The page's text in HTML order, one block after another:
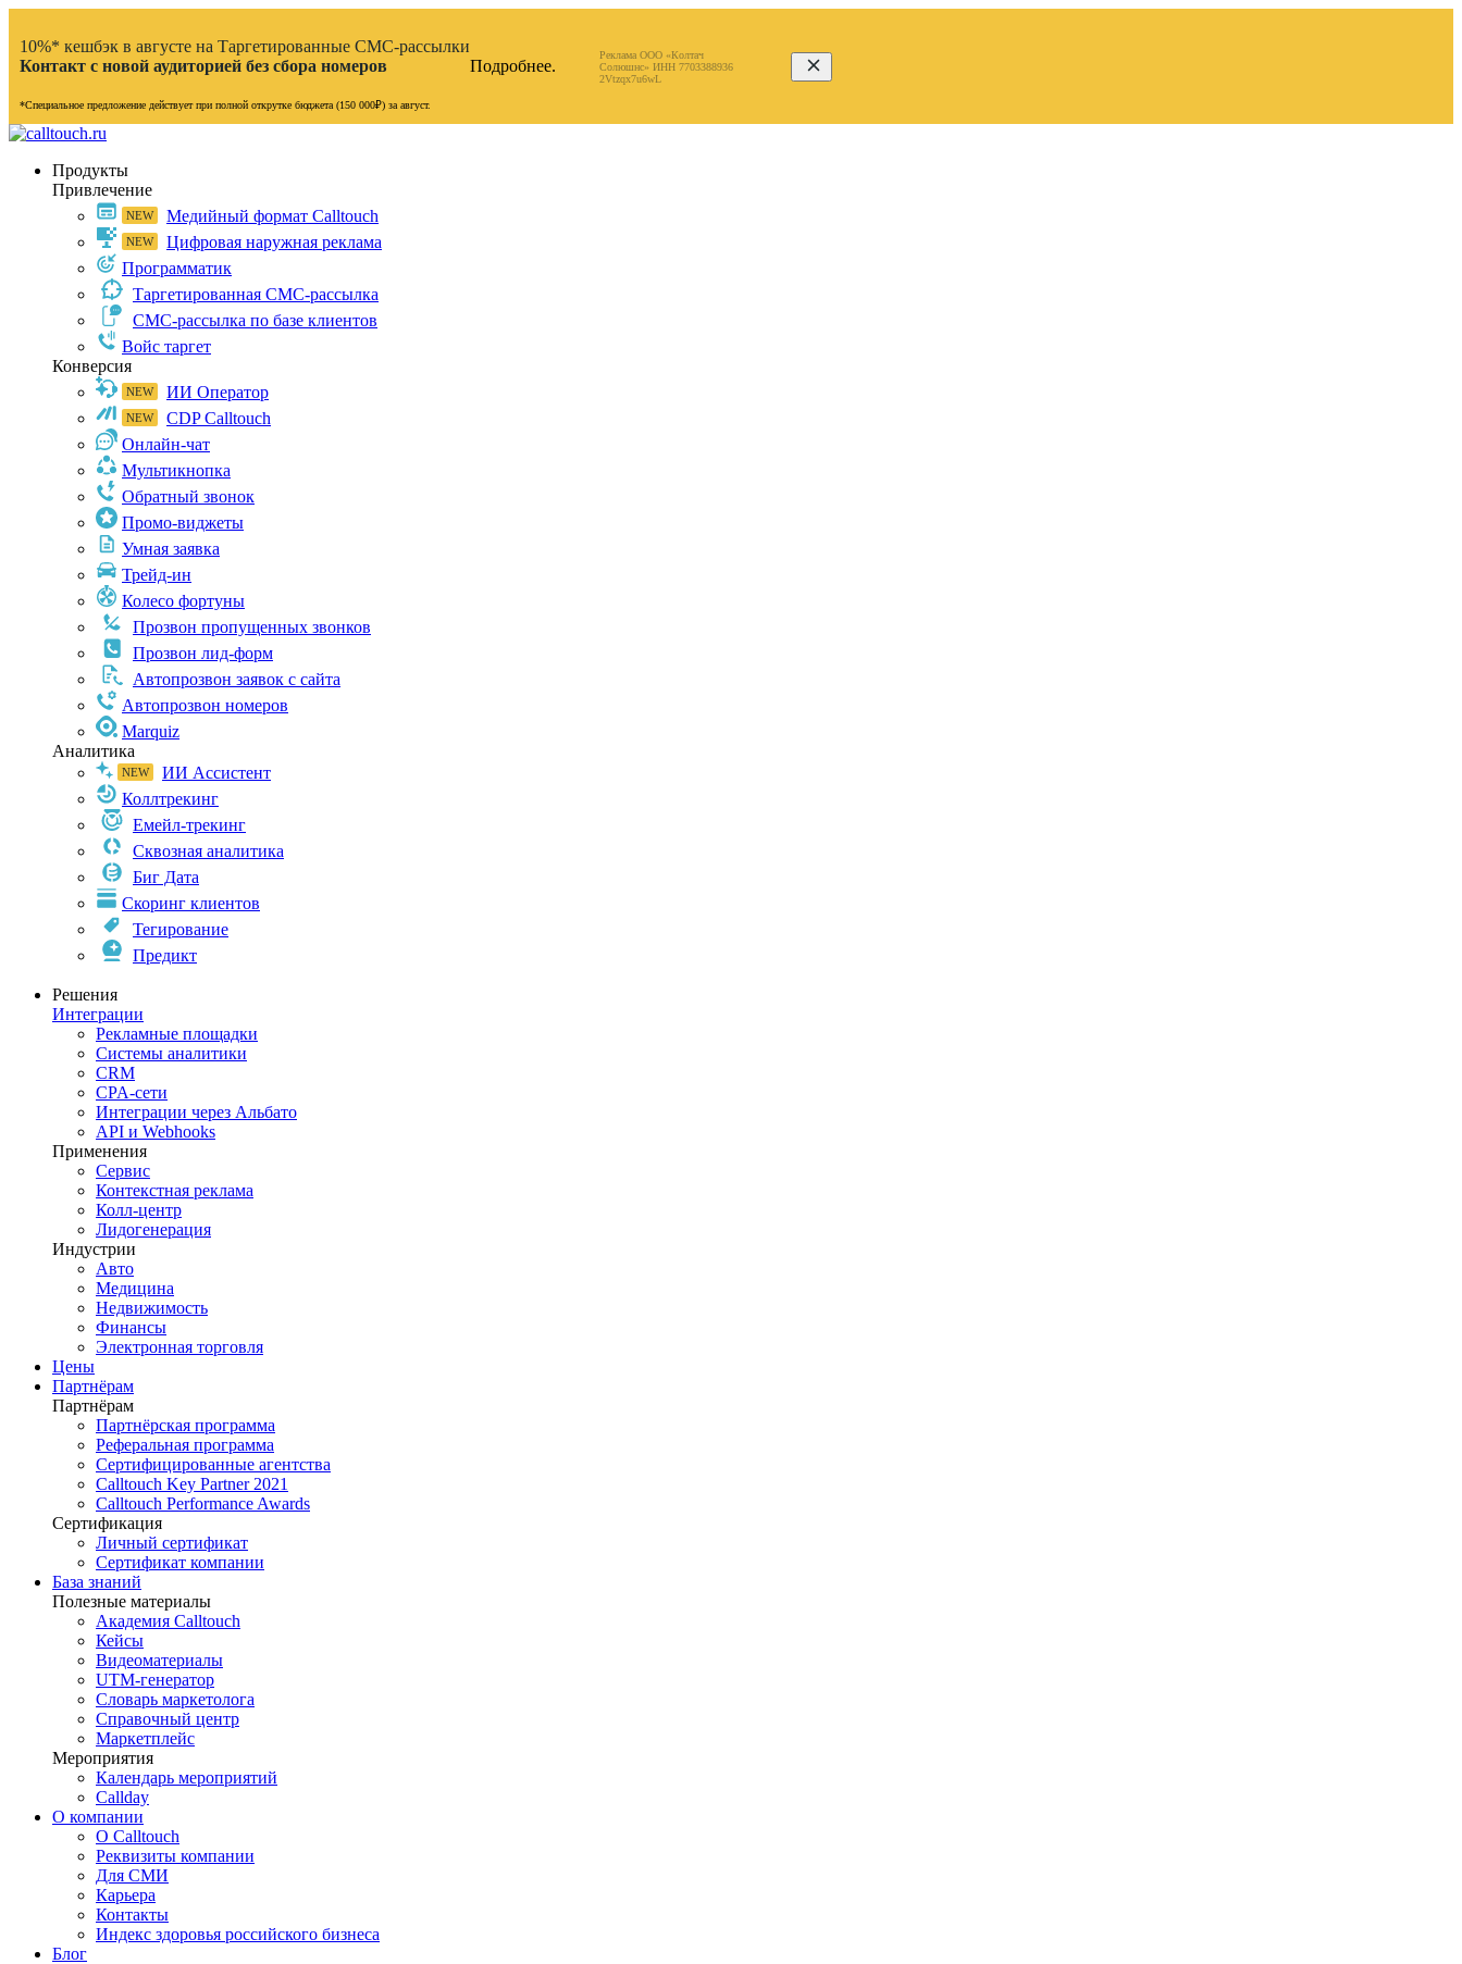
10%* кешбэк в августе на Таргетированные СМС-рассылки
Контакт с новой аудиторией без сбора номеров
*Специальное предложение действует при полной открутке бюджета (150 000₽) за август.
Подробнее.
Реклама ООО «Колтач
Солюшнс» ИНН 7703388936
2Vtzqx7u6wL
Продукты
Привлечение
Медийный формат Calltouch
Цифровая наружная реклама
Программатик
Таргетированная СМС-рассылка
СМС-рассылка по базе клиентов
Войс таргет
Конверсия
ИИ Оператор
CDP Calltouch
Онлайн-чат
Мультикнопка
Обратный звонок
Промо-виджеты
Умная заявка
Трейд-ин
Колесо фортуны
Прозвон пропущенных звонков
Прозвон лид-форм
Автопрозвон заявок с сайта
Автопрозвон номеров
Marquiz
Аналитика
ИИ Ассистент
Коллтрекинг
Емейл-трекинг
Сквозная аналитика
Биг Дата
Скоринг клиентов
Тегирование
Предикт
Решения
Интеграции
Рекламные площадки
Системы аналитики
CRM
CPA-сети
Интеграции через Альбато
API и Webhooks
Применения
Сервис
Контекстная реклама
Колл-центр
Лидогенерация
Индустрии
Авто
Медицина
Недвижимость
Финансы
Электронная торговля
Цены
Партнёрам
Партнёрам
Партнёрская программа
Реферальная программа
Сертифицированные агентства
Calltouch Key Partner 2021
Calltouch Performance Awards
Сертификация
Личный сертификат
Сертификат компании
База знаний
Полезные материалы
Академия Calltouch
Кейсы
Видеоматериалы
UTM-генератор
Словарь маркетолога
Справочный центр
Маркетплейс
Мероприятия
Календарь мероприятий
Callday
О компании
О Calltouch
Реквизиты компании
Для СМИ
Карьера
Контакты
Индекс здоровья российского бизнеса
Блог